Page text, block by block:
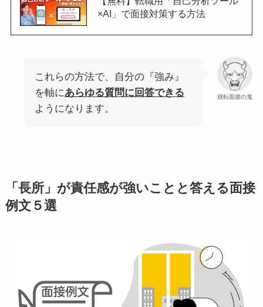
×AI」で面接対策する方法
就転面接の鬼
これらの方法で、自分の『強み』
を軸にあらゆる質問に回答できる
ようになります。
「長所」が責任感が強いことと答える面接
例文５選